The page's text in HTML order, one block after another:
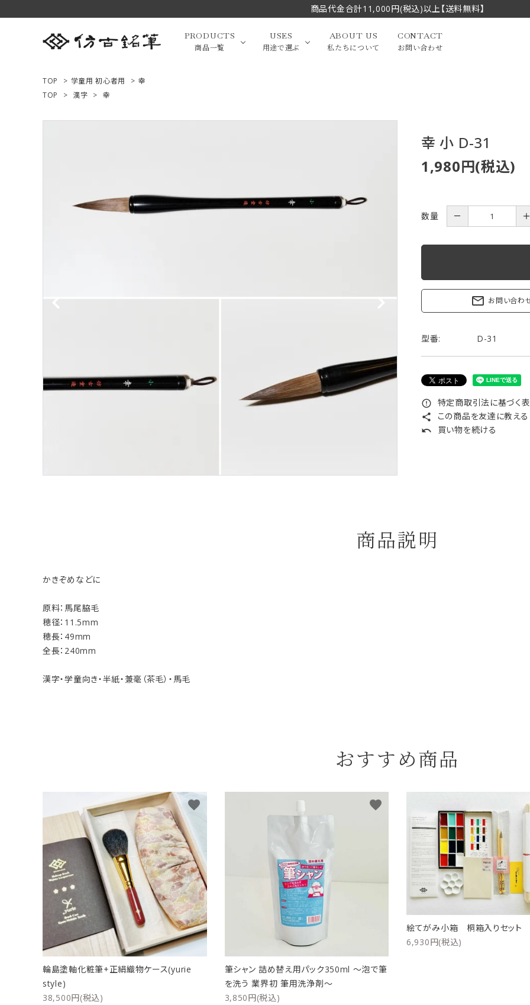
商品代金合計11,000円(税込)以上【送料無料】
PRODUCTS
商品一覧
高級羊毛（作品向き）
オプション・その他
USES
用途で選ぶ
かな
画筆・絵てがみ
贈り物（限定セット）
ABOUT US
私たちについて
CONTACT
お問い合わせ
お問い合わせ
TOP > 学童用 初心者用 > 幸
TOP
> 漢字 > 幸
幸 小 D-31
1,980円(税込)
数量 － ＋
mail_outline お問い合わ
型番: D-31
error_outline 特定商取引法に基づく
share この商品を友達に教える
undo 買い物を続ける
商品説明
かきぞめなどに
原料：馬尾脇毛
穂径：11.5mm
穂長：49mm
全長：240mm
漢字・学童向き・半紙・兼毫（茶毛）・馬毛
おすすめ商品
輪島塗軸化粧筆+正絹織物ケース(yurie
style)
38,500円(税込)
favorite
筆シャン 詰め替え用パック350ml ～泡で筆
を洗う 業界初 筆用洗浄剤～
3,850円(税込)
favorite
絵てがみ小箱 桐箱入りセット
6,930円(税込)